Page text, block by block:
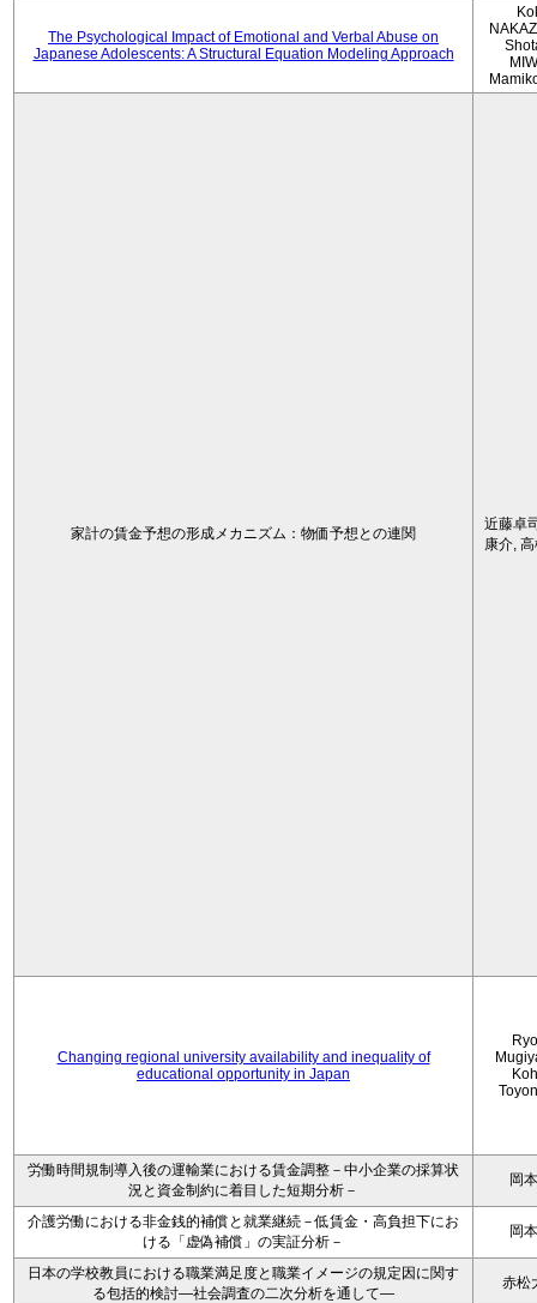
The Psychological Impact of Emotional and Verbal Abuse on
Japanese Adolescents: A Structural Equation Modeling Approach
家計の賃金予想の形成メカニズム：物価予想との連関
近藤卓
康介,
Changing regional university availability and inequality of
educational opportunity in Japan
労働時間規制導入後の運輸業における賃金調整－中小企業の採算状
況と資金制約に着目した短期分析－
岡
介護労働における非金銭的補償と就業継続－低賃金・高負担下にお
ける「虚偽補償」の実証分析－
岡
日本の学校教員における職業満足度と職業イメージの規定因に関す
る包括的検討―社会調査の二次分析を通して―
赤松